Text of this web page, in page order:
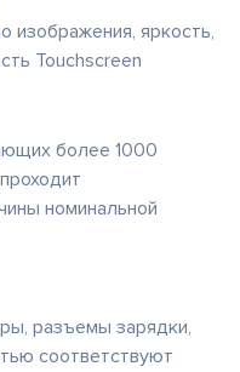
изображения, яркость,
Touchscreen
более 1000
номинальной
разъемы зарядки,
соответствуют